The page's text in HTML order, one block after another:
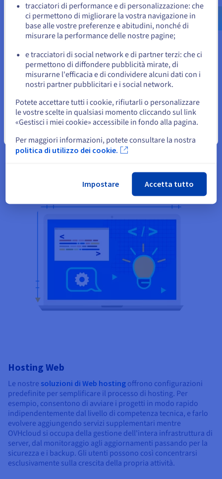
OVHcloud permette di scalare le soluzioni di hosting rapido
con la massima semplicità e in qualsiasi momento, grazie al
pannello di controllo intuitivo che consente di aggiungere
risorse manualmente in caso di picchi di traffico. In alternativa
fornisce risorse aggiuntive on demand in base alle esigenze e
offre un servizio facile e che non richiede nessun tipo di
intervento.
Altre soluzioni di OVHcloud
Hosting Web
Le nostre soluzioni di Web hosting offrono configurazioni
predefinite per semplificare il processo di hosting. Per
esempio, consentono di avviare i progetti in modo rapido
indipendentemente dal livello di competenza tecnica, e farlo
evolvere aggiungendo servizi supplementari mentre
OVHcloud si occupa della gestione dell'intera infrastruttura di
server, dal monitoraggio agli aggiornamenti passando per la
sicurezza e i backup. Gli utenti possono così concentrarsi
esclusivamente sulla crescita della propria attività.
us.ovhcloud.com/
Inglese USD - $
o
Resta sul sito web attuale
Seleziona un altro sito web
tracciatori di performance e di personalizzazione: che
ci permettono di migliorare la vostra navigazione in
base alle vostre preferenze e abitudini, nonché di
misurare la performance delle nostre pagine;
e tracciatori di social network e di partner terzi: che ci
permettono di diffondere pubblicità mirate, di
misurarne l'efficacia e di condividere alcuni dati con i
nostri partner pubblicitari e i social network.
Potete accettare tutti i cookie, rifiutarli o personalizzare
le vostre scelte in qualsiasi momento cliccando sul link
«Gestisci i miei cookie» accessibile in fondo alla pagina.
Per maggiori informazioni, potete consultare la nostra
politica di utilizzo dei cookie.
Impostare Accetta tutto